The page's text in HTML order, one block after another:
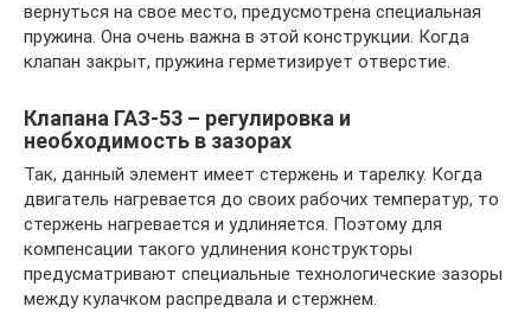
вернуться на свое место, предусмотрена специальная
пружина. Она очень важна в этой конструкции. Когда
клапан закрыт, пружина герметизирует отверстие.
Клапана ГАЗ-53 – регулировка и
необходимость в зазорах
Так, данный элемент имеет стержень и тарелку. Когда
двигатель нагревается до своих рабочих температур, то
стержень нагревается и удлиняется. Поэтому для
компенсации такого удлинения конструкторы
предусматривают специальные технологические зазоры
между кулачком распредвала и стержнем.